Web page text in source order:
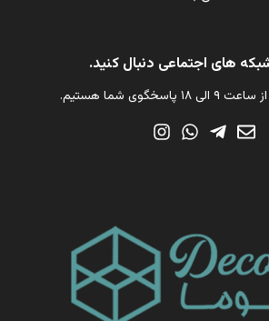
های اجتماعی دنبال کنید.
شما هستیم.